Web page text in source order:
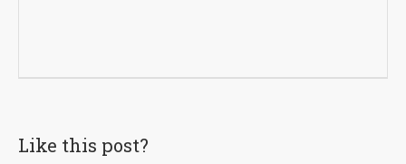
Like this post?